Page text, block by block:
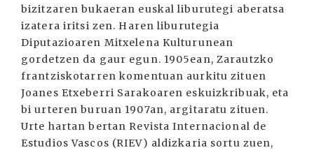
bizitzaren bukaeran euskal liburutegi aberatsa
izatera iritsi zen. Haren liburutegia
Diputazioaren Mitxelena Kulturunean
gordetzen da gaur egun. 1905ean, Zarautzko
frantziskotarren komentuan aurkitu zituen
Joanes Etxeberri Sarakoaren eskuizkribuak, eta
bi urteren buruan 1907an, argitaratu zituen.
Urte hartan bertan Revista Internacional de
Estudios Vascos (RIEV) aldizkaria sortu zuen,